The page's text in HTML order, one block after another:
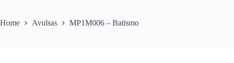
Home Avulsas MP1M006 – Batismo